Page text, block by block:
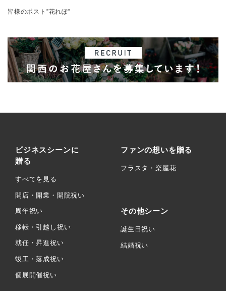
皆様のポスト”花れぽ”
ビジネスシーンに
贈る
すべてを見る
開店・開業・開院祝い
周年祝い
移転・引越し祝い
就任・昇進祝い
竣工・落成祝い
個展開催祝い
ファンの想いを贈る
フラスタ・楽屋花
その他シーン
誕生日祝い
結婚祝い